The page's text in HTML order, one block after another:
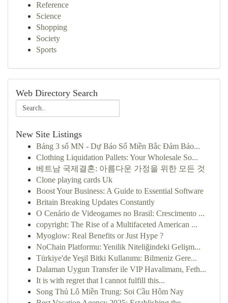
Reference
Science
Shopping
Society
Sports
Web Directory Search
New Site Listings
Bảng 3 số MN - Dự Báo Số Miền Bắc Đảm Bảo...
Clothing Liquidation Pallets: Your Wholesale So...
베트남 국제결혼: 아름다운 가정을 위한 모든 것
Clone playing cards Uk
Boost Your Business: A Guide to Essential Software
Britain Breaking Updates Constantly
O Cenário de Videogames no Brasil: Crescimento ...
copyright: The Rise of a Multifaceted American ...
Myoglow: Real Benefits or Just Hype ?
NoChain Platformu: Yenilik Niteliğindeki Gelişm...
Türkiye'de Yeşil Bitki Kullanımı: Bilmeniz Gere...
Dalaman Uygun Transfer ile VIP Havalimanı, Feth...
It is with regret that I cannot fulfill this...
Song Thủ Lô Miền Trung: Soi Cầu Hôm Nay